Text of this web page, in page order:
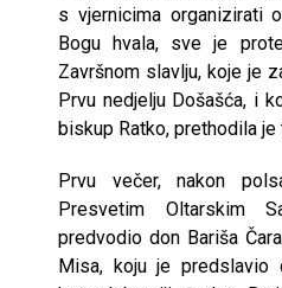
s vjernicima organizirati
Bogu hvala, sve je
Završnom slavlju, koje je
Prvu nedjelju Došašća, i
biskup Ratko, prethodila je
Prvu večer, nakon
Presvetim Oltarskim
predvodio don Bariša
Misa, koju je predslavio